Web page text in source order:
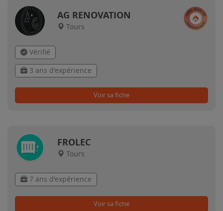
AG RENOVATION
Tours
Vérifié
3 ans d'expérience
Voir sa fiche
FROLEC
Tours
7 ans d'expérience
Voir sa fiche